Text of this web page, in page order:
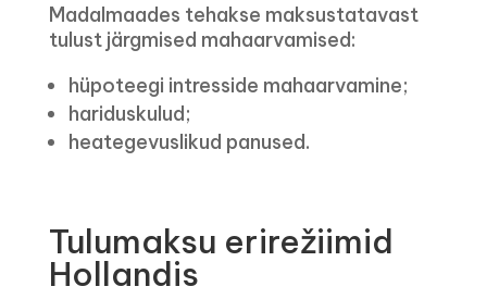
Madalmaades tehakse maksustatavast
tulust järgmised mahaarvamised:
hüpoteegi intresside mahaarvamine;
hariduskulud;
heategevuslikud panused.
Tulumaksu erirežiimid
Hollandis